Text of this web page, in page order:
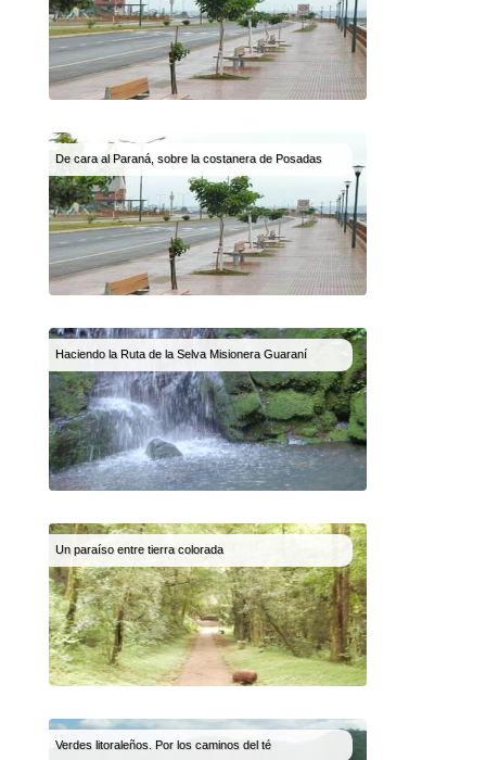
De cara al Paraná, sobre la costanera de Posadas
Haciendo la Ruta de la Selva Misionera Guaraní
Un paraíso entre tierra colorada
Verdes litoraleños. Por los caminos del té